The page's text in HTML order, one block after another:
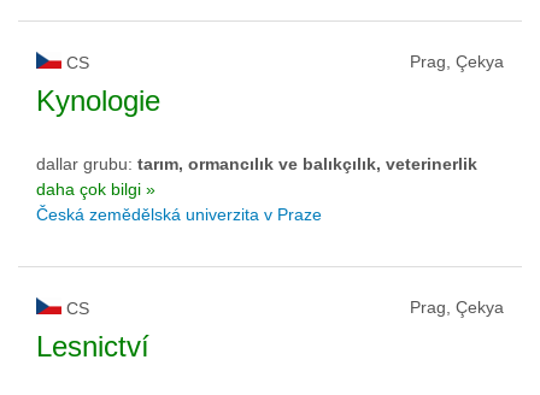
CS Prag, Çekya
Kynologie
dallar grubu: tarım, ormancılık ve balıkçılık, veterinerlik
daha çok bilgi »
Česká zemědělská univerzita v Praze
CS Prag, Çekya
Lesnictví